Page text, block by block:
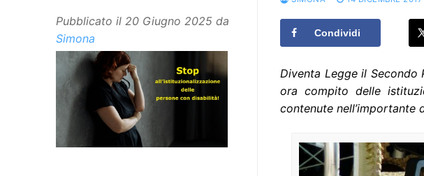
Condividi
Diventa Legge il Secondo
ora compito delle
contenute nell’importante
Pubblicato il 20 Giugno 2025 da
Simona